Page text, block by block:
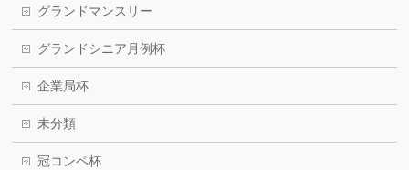
グランドマンスリー
グランドシニア月例杯
企業局杯
未分類
冠コンペ杯